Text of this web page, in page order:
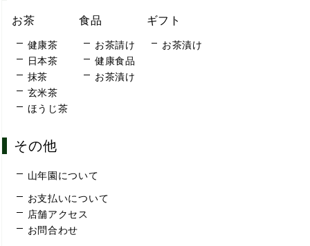
お茶
健康茶
日本茶
抹茶
玄米茶
ほうじ茶
食品
お茶請け
健康食品
お茶漬け
ギフト
お茶漬け
その他
山年園について
お支払いについて
店舗アクセス
お問合わせ